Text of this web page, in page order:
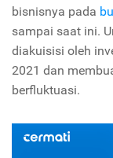
bisnisnya pada
sampai saat ini.
diakuisisi oleh
2021 dan
berfluktuasi.